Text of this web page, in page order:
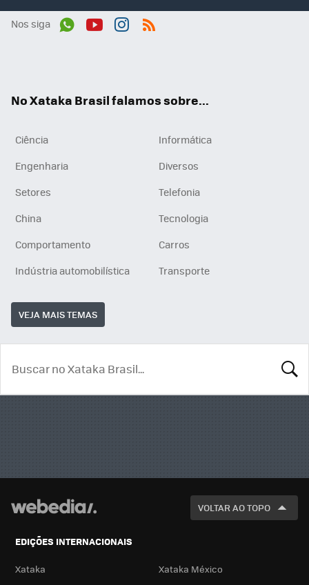
Nos siga
No Xataka Brasil falamos sobre...
Ciência
Informática
Engenharia
Diversos
Setores
Telefonia
China
Tecnologia
Comportamento
Carros
Indústria automobilística
Transporte
VEJA MAIS TEMAS
VOLTAR AO TOPO
EDIÇÕES INTERNACIONAIS
Xataka Xataka México